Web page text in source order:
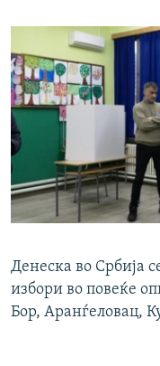
Денеска во Србија
избори во повеќе
Бор, Аранѓеловац,